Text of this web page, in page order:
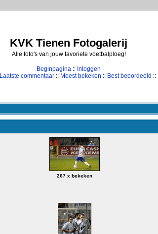
KVK Tienen Fotogalerij
Alle foto's van jouw favoriete voetbalploeg!
Beginpagina :: Inloggen
Laatste commentaar:: Meest bekeken :: Best beoordeeld ::
267 x bekeken